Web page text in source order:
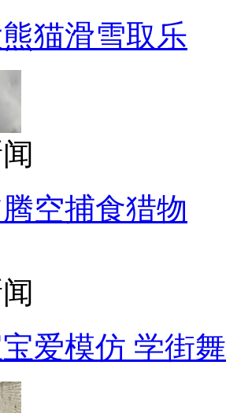
猫滑雪取乐
空捕食猎物
爱模仿 学街